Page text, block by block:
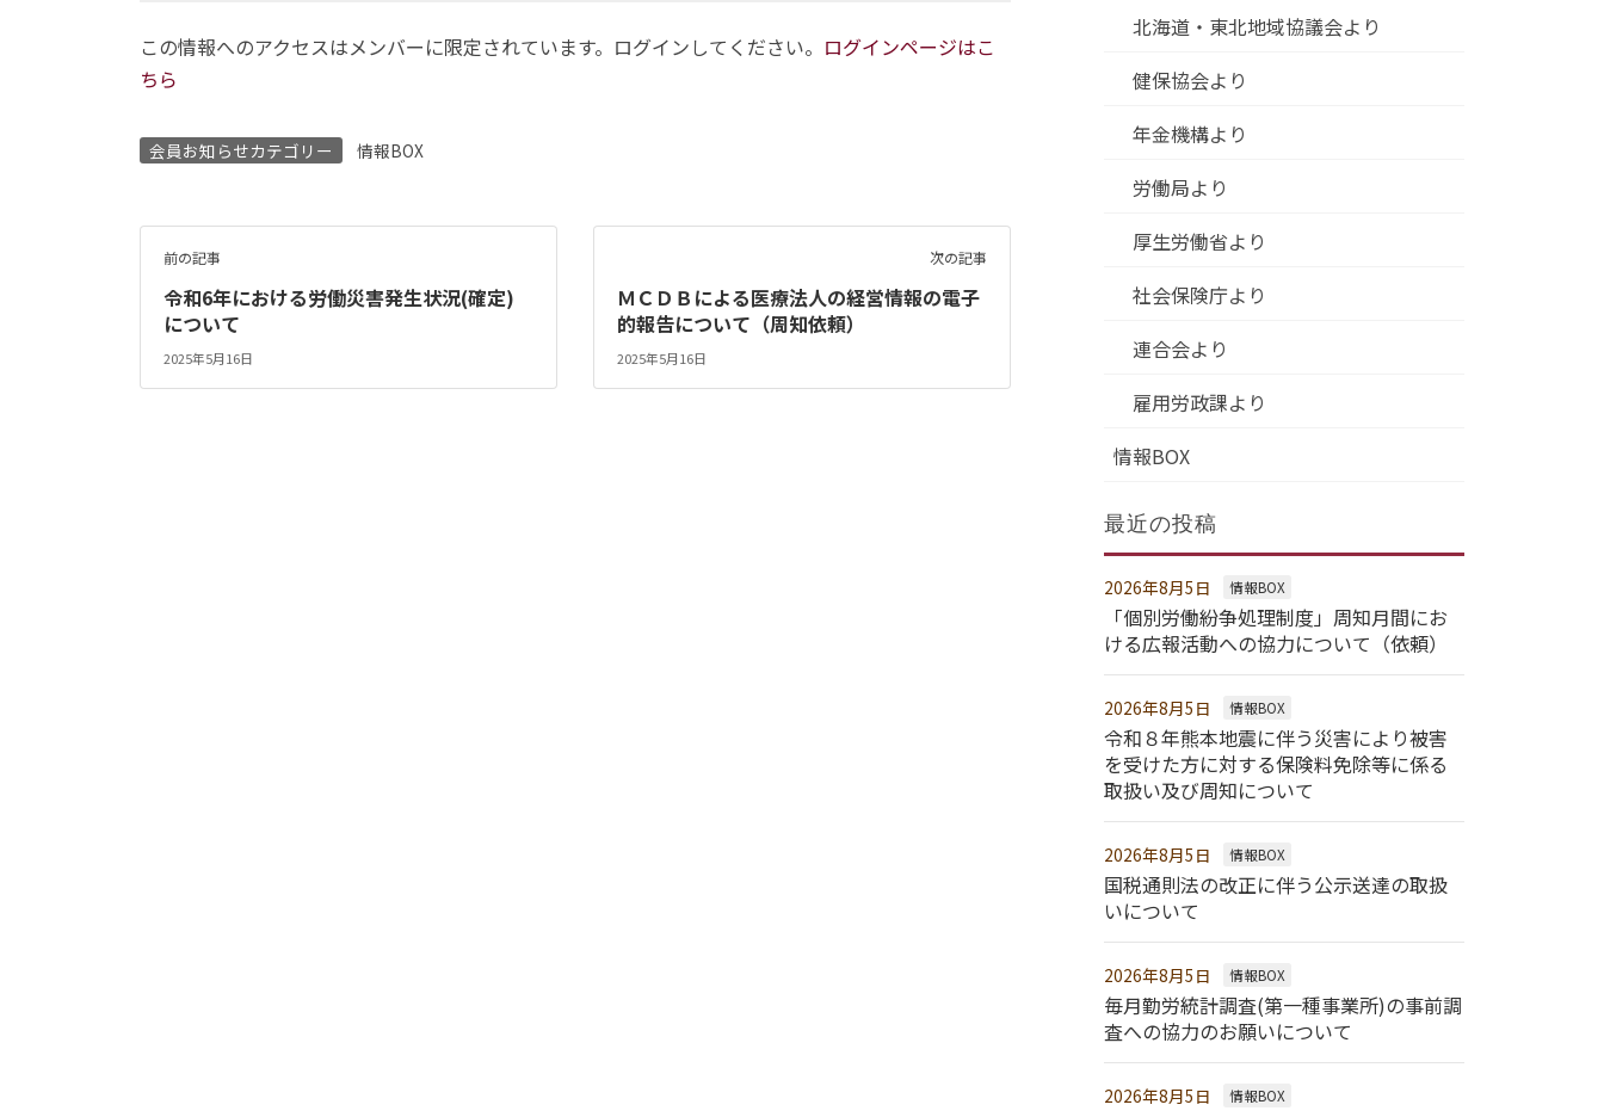
この情報へのアクセスはメンバーに限定されています。ログインしてください。 ログインページはこ
ちら
会員お知らせカテゴリー 情報BOX
前の記事
令和6年における労働災害発生状況(確定)
について
2025年5月16日
次の記事
ＭＣＤＢによる医療法人の経営情報の電子
的報告について（周知依頼）
2025年5月16日
北海道・東北地域協議会より
健保協会より
年金機構より
労働局より
厚生労働省より
社会保険庁より
連合会より
雇用労政課より
情報BOX
最近の投稿
2026年8月5日 情報BOX
「個別労働紛争処理制度」周知月間にお
ける広報活動への協力について（依頼）
2026年8月5日 情報BOX
令和８年熊本地震に伴う災害により被害
を受けた方に対する保険料免除等に係る
取扱い及び周知について
2026年8月5日 情報BOX
国税通則法の改正に伴う公示送達の取扱
いについて
2026年8月5日 情報BOX
毎月勤労統計調査(第一種事業所)の事前調
査への協力のお願いについて
2026年8月5日 情報BOX